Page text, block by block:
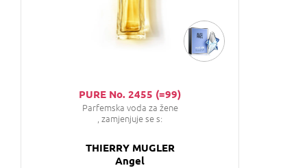
PURE No. 2455 (=99)
Parfemska voda za žene
, zamjenjuje se s:
THIERRY MUGLER
Angel